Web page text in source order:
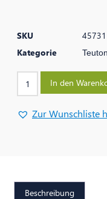
SKU
Kategorie
In den
Zur Wunschliste
Beschreibung